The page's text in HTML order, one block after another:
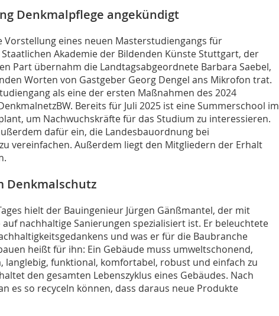
Denkmalpflege angekündigt
Vorstellung eines neuen Masterstudiengangs für
Akademie der Bildenden Künste Stuttgart, der
Part übernahm die Landtagsabgeordnete Barbara Saebel,
Worten von Gastgeber Georg Dengel ans Mikrofon trat.
als eine der ersten Maßnahmen des 2024
Bereits für Juli 2025 ist eine Summerschool im
um Nachwuchskräfte für das Studium zu interessieren.
dafür ein, die Landesbauordnung bei
vereinfachen. Außerdem liegt den Mitgliedern der Erhalt
Denkmalschutz
hielt der Bauingenieur Jürgen Gänßmantel, der mit
nachhaltige Sanierungen spezialisiert ist. Er beleuchtete
und was er für die Baubranche
heißt für ihn: Ein Gebäude muss umweltschonend,
langlebig, funktional, komfortabel, robust und einfach zu
den gesamten Lebenszyklus eines Gebäudes. Nach
es so recyceln können, dass daraus neue Produkte